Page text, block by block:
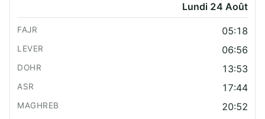
Lundi 24 Août
05:18
06:56
13:53
17:44
20:52